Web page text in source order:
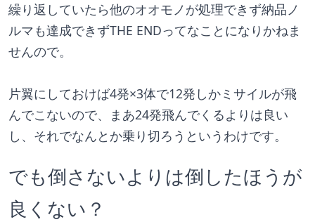
繰り返していたら他のオオモノが処理できず納品ノ
ルマも達成できずTHE ENDってなことになりかねま
せんので。
片翼にしておけば4発×3体で12発しかミサイルが飛
んでこないので、まあ24発飛んでくるよりは良い
し、それでなんとか乗り切ろうというわけです。
でも倒さないよりは倒したほうが
良くない？